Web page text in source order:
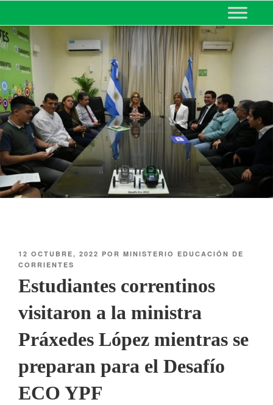
MINISTERIO DE EDUCACIÓN
DE CORRIENTES
12 OCTUBRE, 2022 POR MINISTERIO EDUCACIÓN DE
CORRIENTES
Estudiantes correntinos
visitaron a la ministra
Práxedes López mientras se
preparan para el Desafío
ECO YPF